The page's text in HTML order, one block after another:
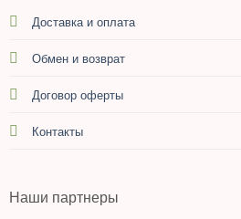
Доставка и оплата
Обмен и возврат
Договор оферты
Контакты
Наши партнеры